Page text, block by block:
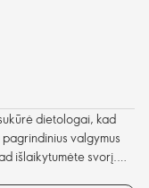
dietologai, kad
valgymus
išlaikytumėte svorį.
visavertį